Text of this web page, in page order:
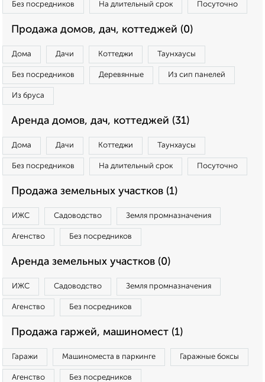
Без посредников На длительный срок Посуточно
Продажа домов, дач, коттеджей (0)
Дома Дачи Коттеджи Таунхаусы
Без посредников Деревянные Из сип панелей
Из бруса
Аренда домов, дач, коттеджей (31)
Дома Дачи Коттеджи Таунхаусы
Без посредников На длительный срок Посуточно
Продажа земельных участков (1)
ИЖС Садоводство Земля промназначения
Агенство Без посредников
Аренда земельных участков (0)
ИЖС Садоводство Земля промназначения
Агенство Без посредников
Продажа гаржей, машиномест (1)
Гаражи Машиноместа в паркинге Гаражные боксы
Агенство Без посредников